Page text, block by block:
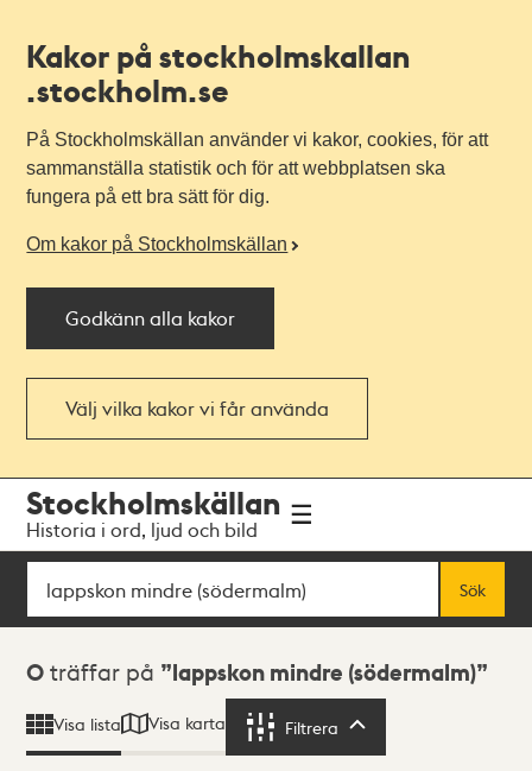
Kakor på stockholmskallan
.stockholm.se
På Stockholmskällan använder vi kakor, cookies, för att
sammanställa statistik och för att webbplatsen ska
fungera på ett bra sätt för dig.
Om kakor på Stockholmskällan
Godkänn alla kakor
Välj vilka kakor vi får använda
navigationen
huvudinnehållet
Stockholmskällan
Historia i ord, ljud och bild
Sök
Sök
Sökresultat
0 träffar på lappskon mindre (södermalm)
Visa lista Visa karta Filtrera